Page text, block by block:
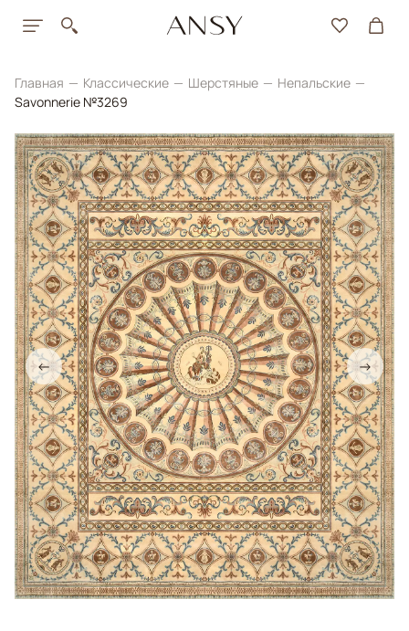
Главная Классические Шерстяные
Непальские
Savonnerie №3269
← →